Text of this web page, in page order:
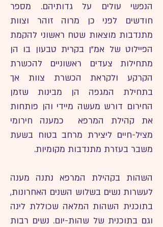
הנפשי עולים על גדותיהם. מספר
חודשים לפני כן מרוה זוהר וצוות
מתנדבות מוצאות שטח ראשוני להקמת
הפיילוט של אמ"ן בקרית טבעון בו הן
מתחילות צעדים ראשוניים להכשרת
הקרקע ולקראת הכשרת צוות אך
בתחילת המגפה הן מבינות שזמן
החירום דורש מעשה מיידי והן פותחות
את קהילת המרפא כמענה חירומי
מציל-חיים ליצירת מרחב בטוח בשעת
משבר בעזרת מתנדבות מקומיות.
השהות בקהילת המרפא נתנה מענה
לעשרות נשים בשלוש השנים האחרונות,
בתוכנית השהות המלאה שכוללת לינה
וגם בתוכנית של שהות-יום. נשים רבות